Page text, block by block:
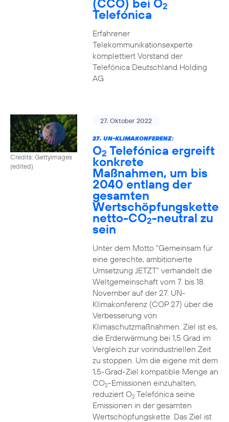
(CCO) bei O2
Telefónica
Erfahrener
Telekommunikationsexperte
komplettiert Vorstand der
Telefónica Deutschland Holding
AG
Credits: Gettyimages
(edited)
27. Oktober 2022
27. UN-KLIMAKONFERENZ:
O2 Telefónica ergreift
konkrete
Maßnahmen, um bis
2040 entlang der
gesamten
Wertschöpfungskette
netto-CO2-neutral zu
sein
Unter dem Motto "Gemeinsam für
eine gerechte, ambitionierte
Umsetzung JETZT" verhandelt die
Weltgemeinschaft vom 7. bis 18.
November auf der 27. UN-
Klimakonferenz (COP 27) über die
Verbesserung von
Klimaschutzmaßnahmen. Ziel ist es,
die Erderwärmung bei 1,5 Grad im
Vergleich zur vorindustriellen Zeit
zu stoppen. Um die eigene mit dem
1,5-Grad-Ziel kompatible Menge an
CO2-Emissionen einzuhalten,
reduziert O2Telefónica seine
Emissionen in der gesamten
Wertschöpfungskette. Das Ziel ist